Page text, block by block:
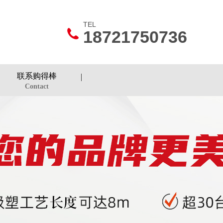
TEL
18721750736
联系购得棒
Contact